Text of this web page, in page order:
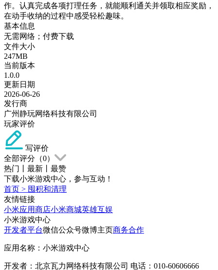
作。认真完成各项打理任务，就能顺利通关并领取相应奖励，
在动手收纳的过程中感受轻松趣味。
基本信息
无需网络；付费下载
文件大小
247MB
当前版本
1.0.0
更新日期
2026-06-26
发行商
广州静玩网络科技有限公司
玩家评价
写评价
全部评分（0）
热门
最新
最赞
下载小米游戏中心，参与互动！
首页 > 囤积和清理
友情链接
小米应用商店小米商城英雄互娱
小米游戏中心
开发者平台微信公众号微博主页商务合作
应用名称：小米游戏中心
开发者：北京瓦力网络科技有限公司 电话：010-60606666